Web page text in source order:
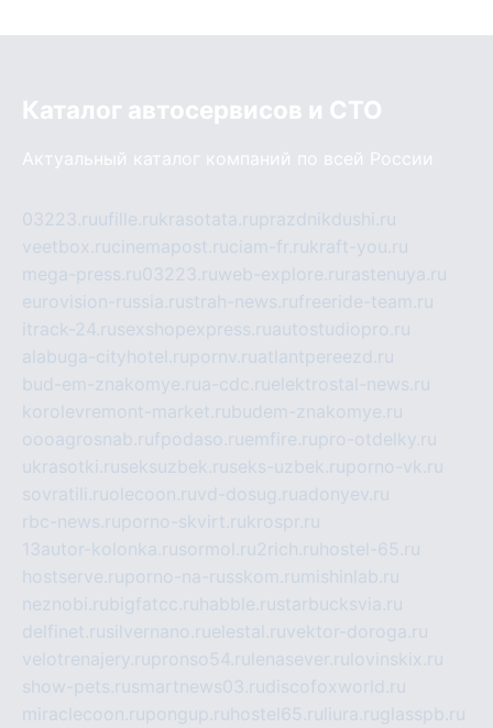
Каталог автосервисов и СТО
Актуальный каталог компаний по всей России
03223.ruufille.rukrasotata.ruprazdnikdushi.ru
veetbox.rucinemapost.ruciam-fr.rukraft-you.ru
mega-press.ru03223.ruweb-explore.ru rastenuya.ru
eurovision-russia.rustrah-news.rufreeride-team.ru
itrack-24.rusexshopexpress.ruautostudiopro.ru
alabuga-cityhotel.rupornv.ruatlantpereezd.ru
bud-em-znakomye.rua-cdc.ruelektrostal-news.ru
korolevremont-market.rubudem-znakomye.ru
oooagrosnab.rufpodaso.ruemfire.rupro-otdelky.ru
ukrasotki.ruseksuzbek.ruseks-uzbek.ruporno-vk.ru
sovratili.ruolecoon.ruvd-dosug.ruadonyev.ru
rbc-news.ruporno-skvirt.rukrospr.ru
13autor-kolonka.rusormol.ru2rich.ru hostel-65.ru
hostserve.ruporno-na-russkom.ru mishinlab.ru
neznobi.rubigfatcc.ru habble.rustarbucksvia.ru
delfinet.rusilvernano.ruelestal.ruvektor-doroga.ru
velotrenajery.rupronso54.ru lenasever.ru lovinskix.ru
show-pets.rusmartnews03.rudiscofoxworld.ru
miraclecoon.rupongup.ru hostel65.ru liura.ruglasspb.ru